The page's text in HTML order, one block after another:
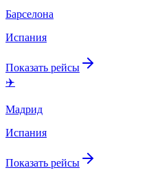
Барселона
Испания
Показать рейсы
✈️
Мадрид
Испания
Показать рейсы